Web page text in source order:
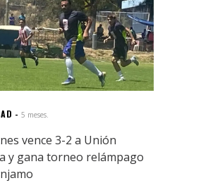
5 meses.
vence 3-2 a Unión
y gana torneo relámpago